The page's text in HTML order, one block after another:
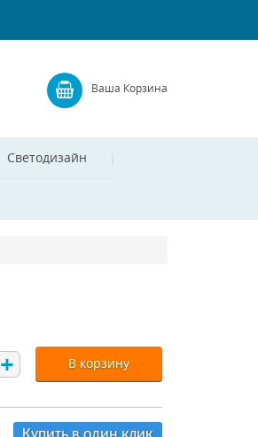
Ваша Корзина
Светодизайн
+ В корзину